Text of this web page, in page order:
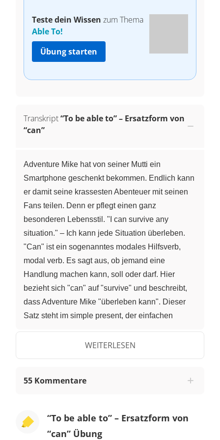
Teste dein Wissen zum Thema
Able To!
Übung starten
Transkript“To be able to” – Ersatzform von
“can”
Adventure Mike hat von seiner Mutti ein
Smartphone geschenkt bekommen. Endlich kann
er damit seine krassesten Abenteuer mit seinen
Fans teilen. Denn er pflegt einen ganz
besonderen Lebensstil. "I can survive any
situation." – Ich kann jede Situation überleben.
"Can" ist ein sogenanntes modales Hilfsverb,
modal verb. Es sagt aus, ob jemand eine
Handlung machen kann, soll oder darf. Hier
bezieht sich "can" auf "survive" und beschreibt,
dass Adventure Mike "überleben kann". Dieser
Satz steht im simple present, der einfachen
eine simple present Form. "Can" ist dabei eine
Ausnahme: Seine simple past-Form ist "could". "I
Situation überleben. Es gibt aber noch eine
be able to. "I am able to survive any situation." –
WEITERLESEN
55 Kommentare
“To be able to” – Ersatzform von
“can” Übung